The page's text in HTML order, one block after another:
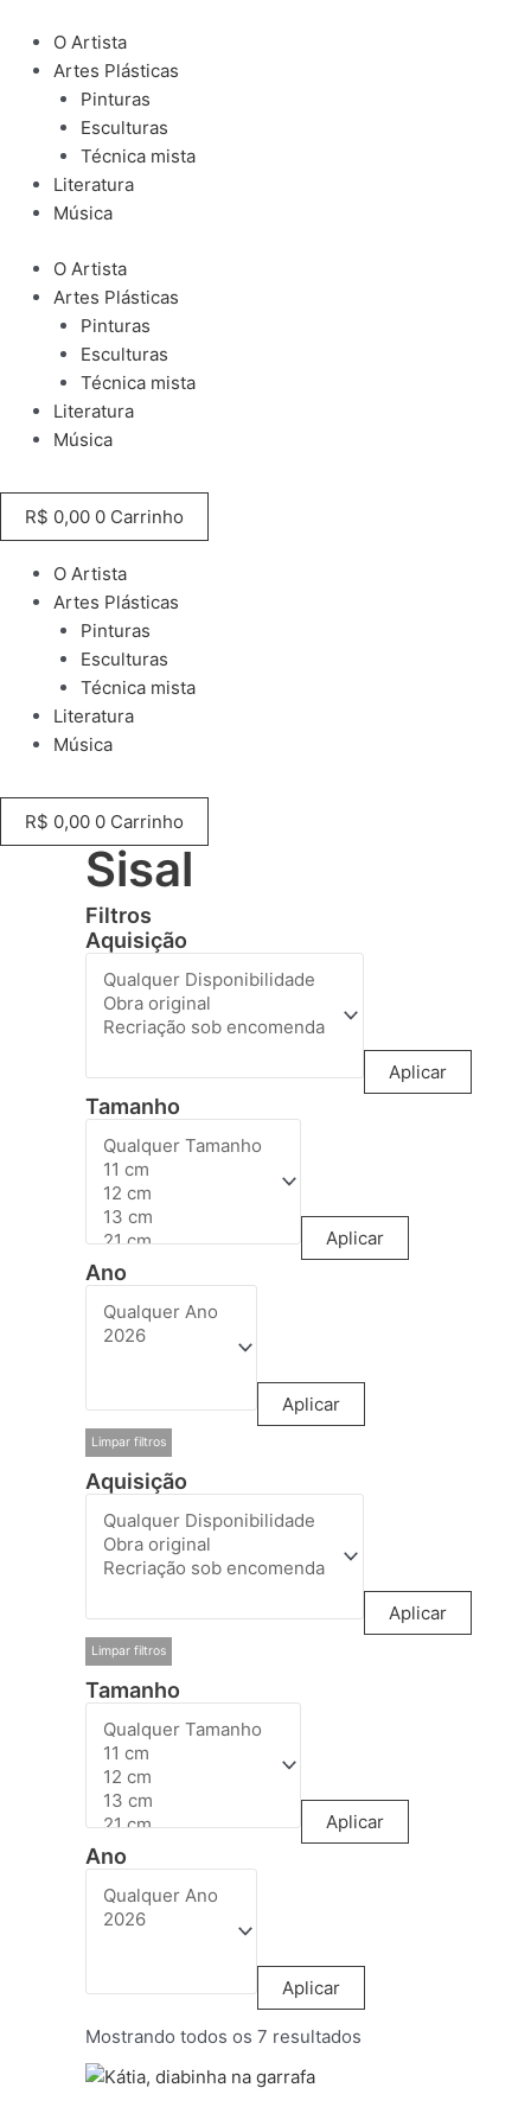
para
conteúdo
O Artista
Artes Plásticas
Pinturas
Esculturas
Técnica mista
Literatura
Música
O Artista
Artes Plásticas
Pinturas
Esculturas
Técnica mista
Literatura
Música
R$ 0,00 0 Carrinho
O Artista
Artes Plásticas
Pinturas
Esculturas
Técnica mista
Literatura
Música
R$ 0,00 0 Carrinho
Sisal
Filtros
Aquisição
Aplicar
Tamanho
Aplicar
Ano
Aplicar
Limpar filtros
Aquisição
Aplicar
Limpar filtros
Tamanho
Aplicar
Ano
Aplicar
Mostrando todos os 7 resultados